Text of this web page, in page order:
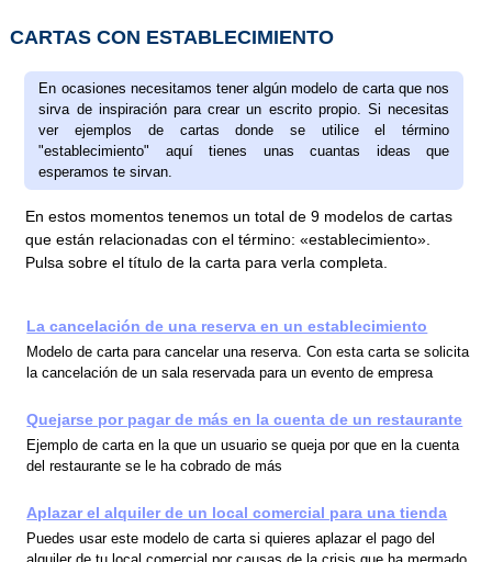
CARTAS CON ESTABLECIMIENTO
En ocasiones necesitamos tener algún modelo de carta que nos
sirva de inspiración para crear un escrito propio. Si necesitas
ver ejemplos de cartas donde se utilice el término
"establecimiento" aquí tienes unas cuantas ideas que
esperamos te sirvan.
En estos momentos tenemos un total de 9 modelos de cartas
que están relacionadas con el término: «establecimiento».
Pulsa sobre el título de la carta para verla completa.
La cancelación de una reserva en un establecimiento
Modelo de carta para cancelar una reserva. Con esta carta se solicita
la cancelación de un sala reservada para un evento de empresa
Quejarse por pagar de más en la cuenta de un restaurante
Ejemplo de carta en la que un usuario se queja por que en la cuenta
del restaurante se le ha cobrado de más
Aplazar el alquiler de un local comercial para una tienda
Puedes usar este modelo de carta si quieres aplazar el pago del